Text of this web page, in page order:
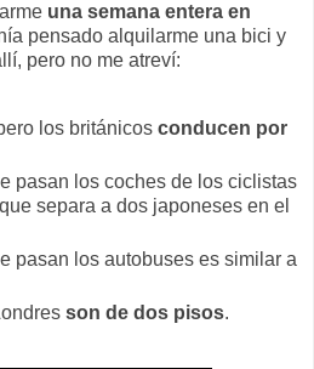
una semana entera en
pensado alquilarme una bici y
pero no me atreví:
los británicos conducen por
pasan los coches de los ciclistas
separa a dos japoneses en el
pasan los autobuses es similar a
son de dos pisos.